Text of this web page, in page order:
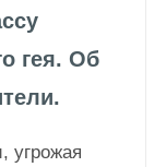
гея. Об
угрожая